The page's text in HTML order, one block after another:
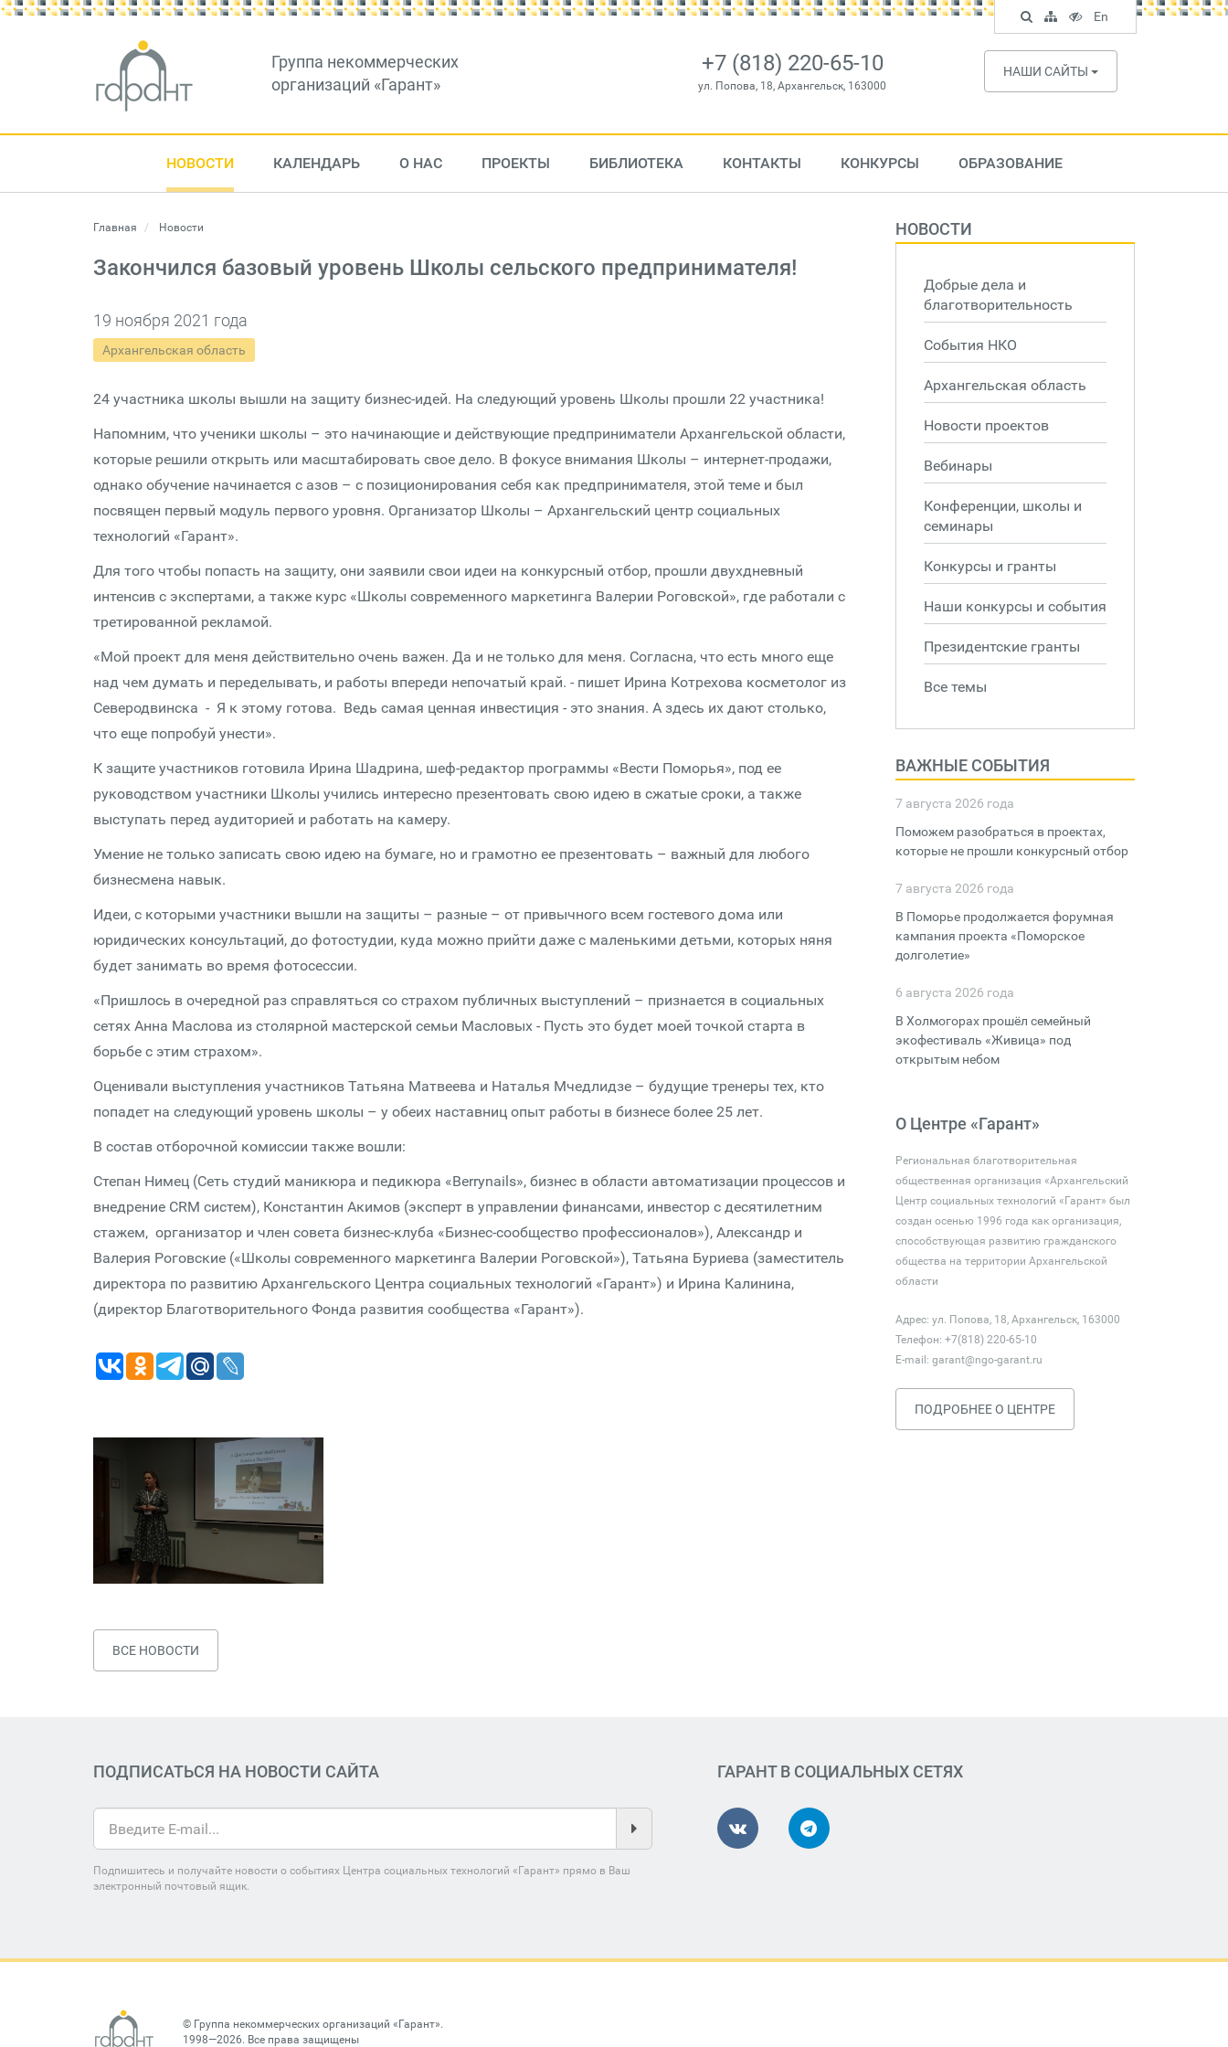
Группа некоммерческих
организаций «Гарант»
+7 (818) 220-65-10
ул. Попова, 18, Архангельск, 163000
НАШИ САЙТЫ
НОВОСТИ КАЛЕНДАРЬ О НАС ПРОЕКТЫ БИБЛИОТЕКА КОНТАКТЫ КОНКУРСЫ ОБРАЗОВАНИЕ
Главная Новости
Закончился базовый уровень Школы сельского предпринимателя!
19 ноября 2021 года
Архангельская область
24 участника школы вышли на защиту бизнес-идей. На следующий уровень Школы прошли 22 участника!
Напомним, что ученики школы – это начинающие и действующие предприниматели Архангельской области,
которые решили открыть или масштабировать свое дело. В фокусе внимания Школы – интернет-продажи,
однако обучение начинается с азов – с позиционирования себя как предпринимателя, этой теме и был
посвящен первый модуль первого уровня. Организатор Школы – Архангельский центр социальных
технологий «Гарант».
Для того чтобы попасть на защиту, они заявили свои идеи на конкурсный отбор, прошли двухдневный
интенсив с экспертами, а также курс «Школы современного маркетинга Валерии Роговской», где работали с
третированной рекламой.
«Мой проект для меня действительно очень важен. Да и не только для меня. Согласна, что есть много еще
над чем думать и переделывать, и работы впереди непочатый край. - пишет Ирина Котрехова косметолог из
Северодвинска - Я к этому готова. Ведь самая ценная инвестиция - это знания. А здесь их дают столько,
что еще попробуй унести».
К защите участников готовила Ирина Шадрина, шеф-редактор программы «Вести Поморья», под ее
руководством участники Школы учились интересно презентовать свою идею в сжатые сроки, а также
выступать перед аудиторией и работать на камеру.
Умение не только записать свою идею на бумаге, но и грамотно ее презентовать – важный для любого
бизнесмена навык.
Идеи, с которыми участники вышли на защиты – разные – от привычного всем гостевого дома или
юридических консультаций, до фотостудии, куда можно прийти даже с маленькими детьми, которых няня
будет занимать во время фотосессии.
«Пришлось в очередной раз справляться со страхом публичных выступлений – признается в социальных
сетях Анна Маслова из столярной мастерской семьи Масловых - Пусть это будет моей точкой старта в
борьбе с этим страхом».
Оценивали выступления участников Татьяна Матвеева и Наталья Мчедлидзе – будущие тренеры тех, кто
попадет на следующий уровень школы – у обеих наставниц опыт работы в бизнесе более 25 лет.
В состав отборочной комиссии также вошли:
Степан Нимец (Сеть студий маникюра и педикюра «Berrynails», бизнес в области автоматизации процессов и
внедрение CRM систем), Константин Акимов (эксперт в управлении финансами, инвестор с десятилетним
стажем, организатор и член совета бизнес-клуба «Бизнес-сообщество профессионалов»), Александр и
Валерия Роговские («Школы современного маркетинга Валерии Роговской»), Татьяна Буриева (заместитель
директора по развитию Архангельского Центра социальных технологий «Гарант») и Ирина Калинина,
(директор Благотворительного Фонда развития сообщества «Гарант»).
ВСЕ НОВОСТИ
НОВОСТИ
Добрые дела и
благотворительность
События НКО
Архангельская область
Новости проектов
Вебинары
Конференции, школы и
семинары
Конкурсы и гранты
Наши конкурсы и события
Президентские гранты
Все темы
ВАЖНЫЕ СОБЫТИЯ
7 августа 2026 года
Поможем разобраться в проектах,
которые не прошли конкурсный отбор
7 августа 2026 года
В Поморье продолжается форумная
кампания проекта «Поморское
долголетие»
6 августа 2026 года
В Холмогорах прошёл семейный
экофестиваль «Живица» под
открытым небом
О Центре «Гарант»
Региональная благотворительная
общественная организация «Архангельский
Центр социальных технологий «Гарант» был
создан осенью 1996 года как организация,
способствующая развитию гражданского
общества на территории Архангельской
области
Адрес: ул. Попова, 18, Архангельск, 163000
Телефон: +7(818) 220-65-10
E-mail: garant@ngo-garant.ru
ПОДРОБНЕЕ О ЦЕНТРЕ
ПОДПИСАТЬСЯ НА НОВОСТИ САЙТА
Подпишитесь и получайте новости о событиях Центра социальных технологий «Гарант» прямо в Ваш
электронный почтовый ящик.
ГАРАНТ В СОЦИАЛЬНЫХ СЕТЯХ
© Группа некоммерческих организаций «Гарант».
1998—2026. Все права защищены
Поиск
по
сайту
Карта
сайта
Версия
для
слабовидящих
En
English